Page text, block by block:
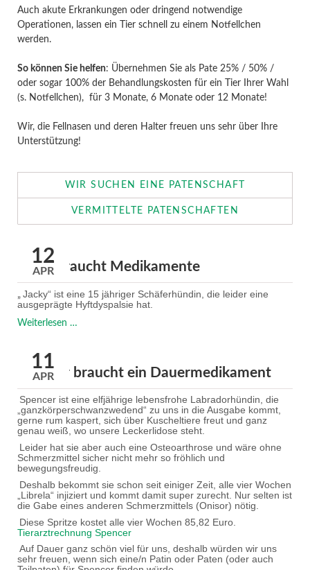
Auch akute Erkrankungen oder dringend notwendige
Operationen, lassen ein Tier schnell zu einem Notfellchen
werden.
So können Sie helfen: Übernehmen Sie als Pate 25% / 50% /
oder sogar 100% der Behandlungskosten für ein Tier Ihrer Wahl
(s. Notfellchen), für 3 Monate, 6 Monate oder 12 Monate!
Wir, die Fellnasen und deren Halter freuen uns sehr über Ihre
Unterstützung!
WIR SUCHEN EINE PATENSCHAFT
VERMITTELTE PATENSCHAFTEN
12
APR
Jacky braucht Medikamente
„ Jacky“ ist eine 15 jähriger Schäferhündin, die leider eine
ausgeprägte Hyftdyspalsie hat.
Weiterlesen …
11
APR
Spencer braucht ein Dauermedikament
Spencer ist eine elfjährige lebensfrohe Labradorhündin, die
„ganzkörperschwanzwedend“ zu uns in die Ausgabe kommt,
gerne rum kaspert, sich über Kuscheltiere freut und ganz
genau weiß, wo unsere Leckerlidose steht.
Leider hat sie aber auch eine Osteoarthrose und wäre ohne
Schmerzmittel sicher nicht mehr so fröhlich und
bewegungsfreudig.
Deshalb bekommt sie schon seit einiger Zeit, alle vier Wochen
„Librela“ injiziert und kommt damit super zurecht. Nur selten ist
die Gabe eines anderen Schmerzmittels (Onisor) nötig.
Diese Spritze kostet alle vier Wochen 85,82 Euro.
Tierarztrechnung Spencer
Auf Dauer ganz schön viel für uns, deshalb würden wir uns
sehr freuen, wenn sich eine/n Patin oder Paten (oder auch